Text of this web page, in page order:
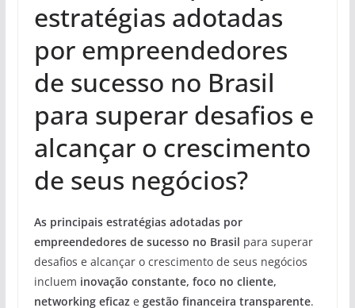
estratégias adotadas
por empreendedores
de sucesso no Brasil
para superar desafios e
alcançar o crescimento
de seus negócios?
As principais estratégias adotadas por
empreendedores de sucesso no Brasil para superar
desafios e alcançar o crescimento de seus negócios
incluem inovação constante, foco no cliente,
networking eficaze gestão financeira transparente.